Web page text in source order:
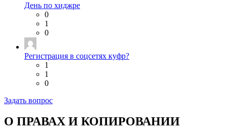
День по хиджре
0
1
0
Регистрация в соцсетях куфр?
1
1
0
Задать вопрос
О ПРАВАХ И КОПИРОВАНИИ